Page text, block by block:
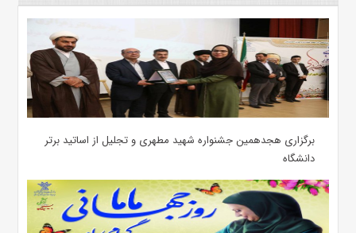
برگزاری هجدهمین جشنواره شهید مطهری و تجلیل از اساتید برتر
دانشگاه